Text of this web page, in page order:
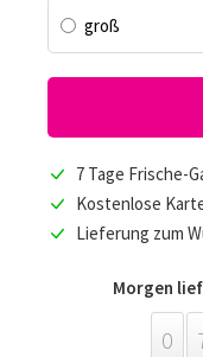
groß
7 Tage Frische-
Kostenlose
Lieferung zum
Morgen
0